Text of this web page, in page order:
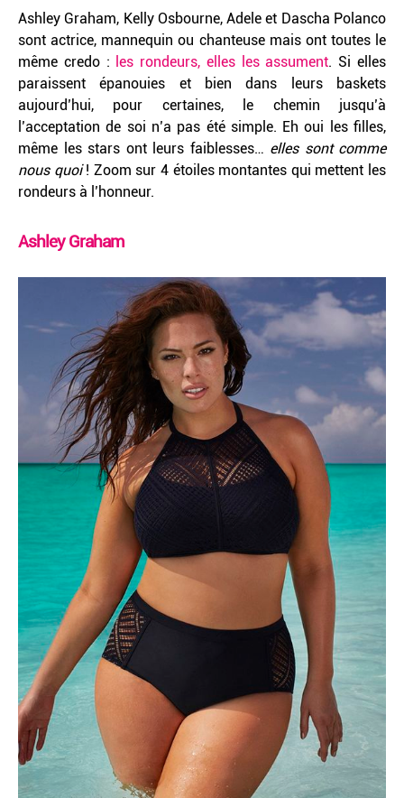
Ashley Graham, Kelly Osbourne, Adele et Dascha Polanco
sont actrice, mannequin ou chanteuse mais ont toutes le
même credo : les rondeurs, elles les assument. Si elles
paraissent épanouies et bien dans leurs baskets
aujourd’hui, pour certaines, le chemin jusqu’à
l’acceptation de soi n’a pas été simple. Eh oui les filles,
même les stars ont leurs faiblesses… elles sont comme
nous quoi! Zoom sur 4 étoiles montantes qui mettent les
rondeurs à l’honneur.
Ashley Graham